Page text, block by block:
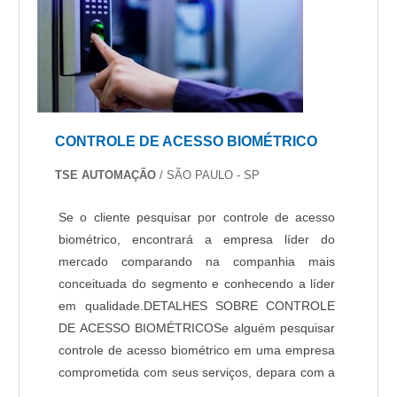
CONTROLE DE ACESSO BIOMÉTRICO
TSE AUTOMAÇÃO/ SÃO PAULO - SP
Se o cliente pesquisar por controle de acesso
biométrico, encontrará a empresa líder do
mercado comparando na companhia mais
conceituada do segmento e conhecendo a líder
em qualidade.DETALHES SOBRE CONTROLE
DE ACESSO BIOMÉTRICOSe alguém pesquisar
controle de acesso biométrico em uma empresa
comprometida com seus serviços, depara com a